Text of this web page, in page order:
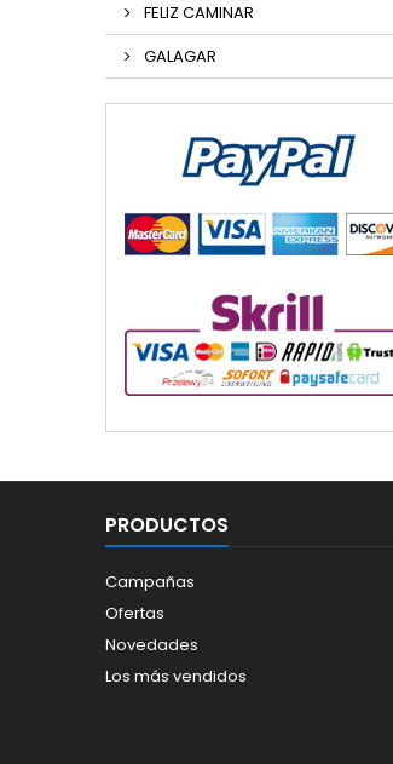
FELIZ CAMINAR
GALAGAR
PRODUCTOS
Campañas
Ofertas
Novedades
Los más vendidos